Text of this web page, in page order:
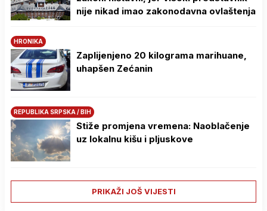
nije nikad imao zakonodavna ovlaštenja
HRONIKA
Zaplijenjeno 20 kilograma marihuane,
uhapšen Zećanin
REPUBLIKA SRPSKA / BIH
Stiže promjena vremena: Naoblačenje
uz lokalnu kišu i pljuskove
PRIKAŽI JOŠ VIJESTI